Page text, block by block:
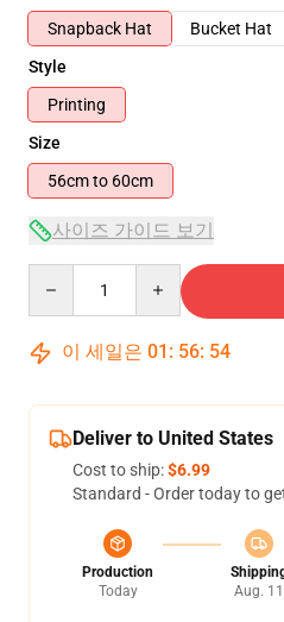
Snapback Hat
Bucket Hat
Style
Printing
Size
56cm to 60cm
사이즈 가이드 보기
이 세일은 01 : 56: 54
Deliver to United States
Cost to ship:$6.99
Standard - Order today to
Production
Today
Aug. 11